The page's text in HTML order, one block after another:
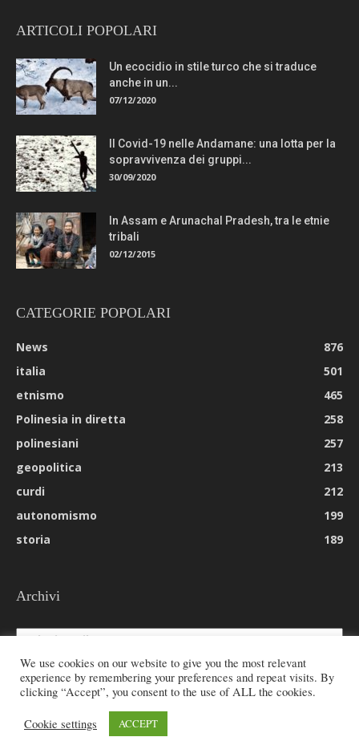
ARTICOLI POPOLARI
Un ecocidio in stile turco che si traduce
anche in un...
07/12/2020
Il Covid-19 nelle Andamane: una lotta per la
sopravvivenza dei gruppi...
30/09/2020
In Assam e Arunachal Pradesh, tra le etnie
tribali
02/12/2015
CATEGORIE POPOLARI
News
876
italia
501
etnismo
465
Polinesia in diretta
258
polinesiani
257
geopolitica
213
curdi
212
autonomismo
199
storia
189
Archivi
Archivi
© 2026 All rights reserved - Etnie -
We use cookies on our website to give you the most relevant
experience by remembering your preferences and repeat visits. By
clicking “Accept”, you consent to the use of ALL the cookies.
Cookie settings ACCEPT